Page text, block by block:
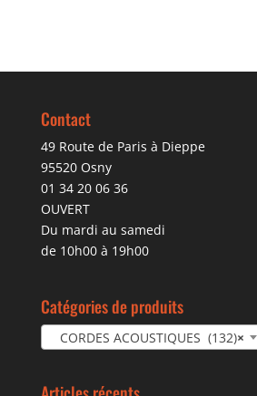
Contact
49 Route de Paris à Dieppe
95520 Osny
01 34 20 06 36
OUVERT
Du mardi au samedi
de 10h00 à 19h00
Catégories de produits
×
CORDES ACOUSTIQUES (132)